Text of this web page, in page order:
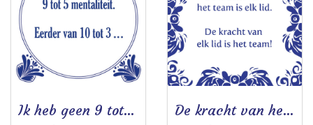
Ik heb geen 9 tot 5 mentaliteit De kracht van het team is elk lid - Tegeltje